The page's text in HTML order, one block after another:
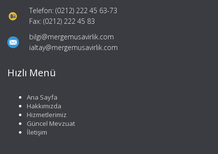
Telefon: (0212) 222 45 63-73
Fax: (0212) 222 45 83
bilgi@mergemusavirlik.com
ialtay@mergemusavirlik.com
Hızlı Menü
Ana Sayfa
Hakkımızda
Hizmetlerimiz
Güncel Mevzuat
İletişim